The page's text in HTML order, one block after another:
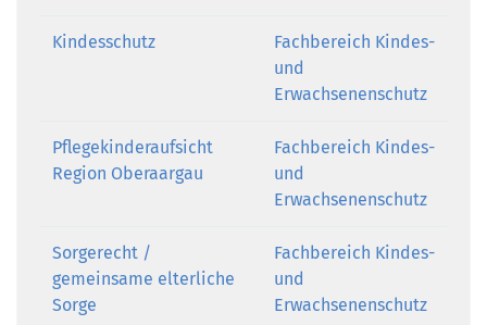
Kindesschutz
Fachbereich Kindes-
und
Erwachsenenschutz
Pflegekinderaufsicht
Region Oberaargau
Fachbereich Kindes-
und
Erwachsenenschutz
Sorgerecht /
gemeinsame elterliche
Sorge
Fachbereich Kindes-
und
Erwachsenenschutz